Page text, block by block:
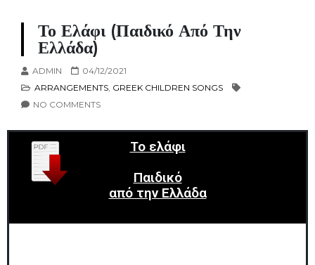
Το Ελάφι (παιδικό Από Την
Ελλάδα)
ADMIN
04/12/2021
ARRANGEMENTS, GREEK CHILDREN SONGS
NO COMMENTS
Το ελάφι
Παιδικό
από την Ελλάδα